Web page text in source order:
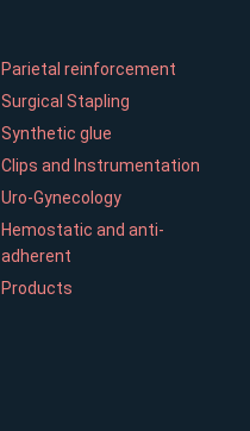
Parietal reinforcement
Surgical Stapling
Synthetic glue
Clips and Instrumentation
Uro-Gynecology
Hemostatic and anti-
adherent
Products